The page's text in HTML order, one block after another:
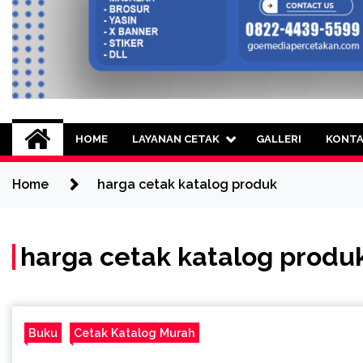
Goe Media
0822-4439-5599 (Call/WA)
HOME LAYANAN CETAK GALLERI
Home harga cetak katalog produk
harga cetak katalog
Buku Cetak Katalog Murah